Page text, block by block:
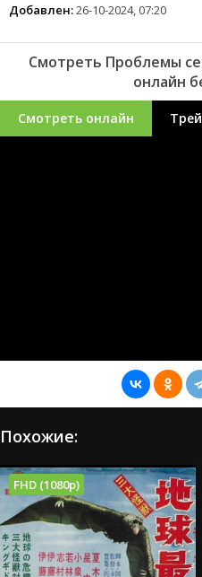
Добавлен:26-10-2024, 07:20
Смотреть Проблемы
онлайн
Смотреть онлайн
Похожие:
FHD (1080p)